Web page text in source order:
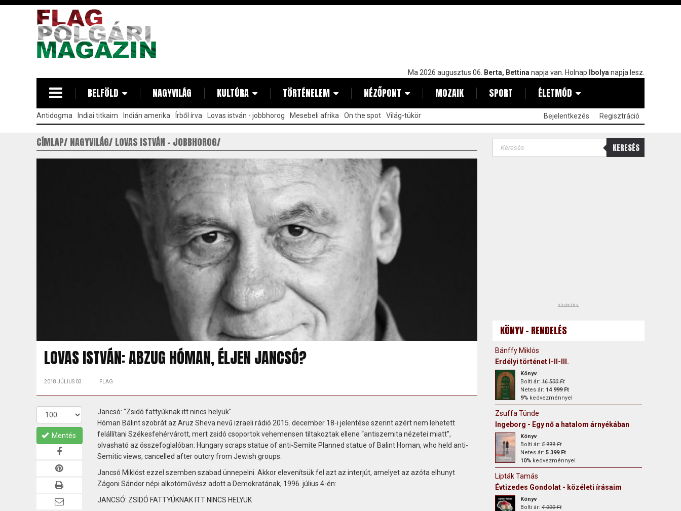
Ma 2026 augusztus 06. Berta, Bettina napja van. Holnap Ibolya napja lesz.
BELFÖLD NAGYVILÁG KULTÚRA TÖRTÉNELEM NÉZŐPONT MOZAIK SPORT ÉLETMÓD
Antidogma Indiai titkaim Indián amerika Írből írva Lovas istván - jobbhorog Mesebeli afrika On the spot Világ-tükör Bejelentkezés Regisztráció
CÍMLAP NAGYVILÁG LOVAS ISTVÁN - JOBBHOROG
LOVAS ISTVÁN: ABZUG HÓMAN, ÉLJEN JANCSÓ?
2018 JÚLIUS 03. FLAG
Mentés
Jancsó: "Zsidó fattyúknak itt nincs helyük"
Hóman Bálint szobrát az Aruz Sheva nevű izraeli rádió 2015. december 18-i jelentése szerint azért nem lehetett
felállítani Székesfehérvárott, mert zsidó csoportok vehemensen tiltakoztak ellene “antiszemita nézetei miatt”,
olvasható az összefoglalóban: Hungary scraps statue of anti-Semite Planned statue of Balint Homan, who held anti-
Semitic views, cancelled after outcry from Jewish groups.
Jancsó Miklóst ezzel szemben szabad ünnepelni. Akkor elevenítsük fel azt az interjút, amelyet az azóta elhunyt
Zágoni Sándor népi alkotóművész adott a Demokratának, 1996. július 4-én:
JANCSÓ: ZSIDÓ FATTYÚKNAK ITT NINCS HELYÜK
KERESÉS
hirdetés
KÖNYV - RENDELÉS
Bánffy Miklós
Erdélyi történet I-II-III.
Könyv
Bolti ár:16 500 Ft
Netes ár: 14 999 Ft
9%kedvezménnyel
Zsuffa Tünde
Ingeborg - Egy nő a hatalom árnyékában
Könyv
Bolti ár:5 999 Ft
Netes ár: 5 399 Ft
10%kedvezménnyel
Lipták Tamás
Évtizedes Gondolat - közéleti írásaim
Könyv
Bolti ár:4 000 Ft